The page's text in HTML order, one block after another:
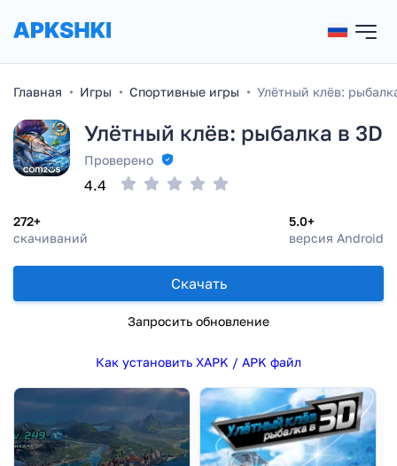
Главная Игры Спортивные игры Улётный клёв:
Улётный клёв: рыбалка в 3D
Проверено
272+
скачиваний
5.0+
версия Android
4.4
Скачать
Запросить обновление
Как установить XAPK / APK файл